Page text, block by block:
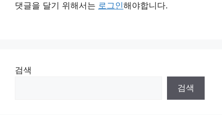
댓글을 달기 위해서는 로그인해야합니다.
검색
검색